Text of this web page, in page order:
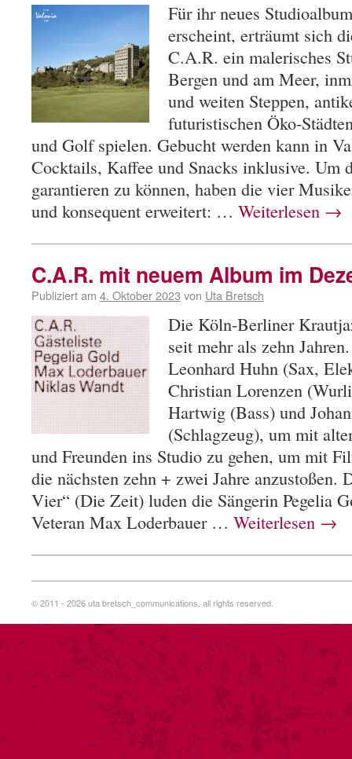
Für ihr neues
erscheint, erträumt sich
C.A.R. ein malerisches
Bergen und am Meer,
und weiten Steppen,
futuristischen Öko-
und Golf spielen. Gebucht werden kann in
Cocktails, Kaffee und Snacks inklusive. Um
garantieren zu können, haben die vier
und konsequent erweitert: … Weiterlesen →
C.A.R. mit neuem Album im
Publiziert am 4. Oktober 2023 von Uta Bretsch
Die Köln-Berliner
seit mehr als zehn
Leonhard Huhn (Sax,
Christian Lorenzen
Hartwig (Bass) und
(Schlagzeug), um mit
und Freunden ins Studio zu gehen, um mit
die nächsten zehn + zwei Jahre anzustoßen.
Vier“ (Die Zeit) luden die Sängerin Pegelia
Veteran Max Loderbauer … Weiterlesen →
© 2011 - 2026 uta bretsch_communications. all rights reserved.